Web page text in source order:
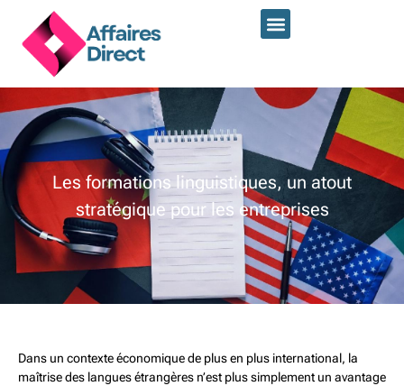
Les formations linguistiques, un atout
stratégique pour les entreprises
Dans un contexte économique de plus en plus international, la
maîtrise des langues étrangères n’est plus simplement un avantage